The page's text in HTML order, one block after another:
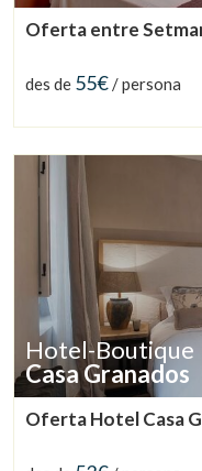
Oferta entre
des de 55€/ persona
Hotel-Boutique
Casa Granados
Oferta Hotel Casa